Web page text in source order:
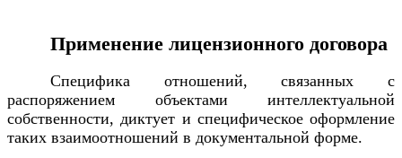
Применение лицензионного договора
Специфика отношений, связанных с
распоряжением объектами интеллектуальной
собственности, диктует и специфическое оформление
таких взаимоотношений в документальной форме.